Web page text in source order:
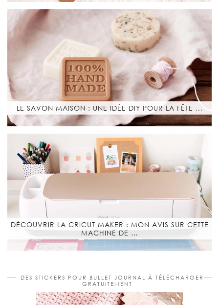
LE SAVON MAISON : UNE IDÉE DIY POUR LA FÊTE …
DÉCOUVRIR LA CRICUT MAKER : MON AVIS SUR CETTE
MACHINE DE …
DES STICKERS POUR BULLET JOURNAL À TÉLÉCHARGER
GRATUITEMENT